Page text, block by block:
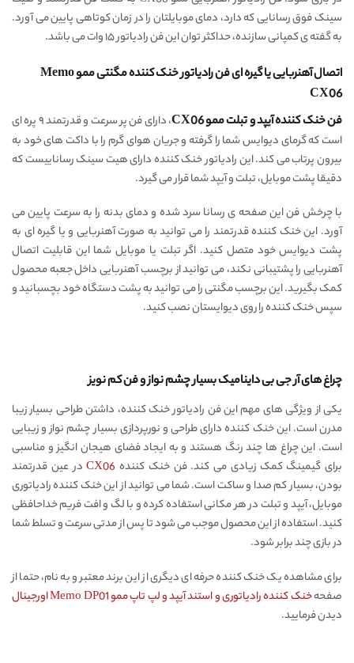
سینک فوق رسانایی که دارد، دمای موبایلتان را در زمان کوتاهی پایین می آورد.
به گفته ی کمپانی سازنده، حداکثر توان این فن رادیاتور ۱۵ وات می باشد.
اتصال آهنربایی یا گیره ای فن رادیاتور خنک کننده مگنتی ممو Memo
CX06
فن خنک کننده آیپد و تبلت ممو CX06
، دارای فن پر سرعت و قدرتمند ۹ پره ای
است که گرمای دیوایس شما را گرفته و جریان هوای گرم را با داکت های خود به
بیرون پرتاب می کند. این رادیاتور خنک کننده دارای هیت سینک رساناییست که
دقیقا پشت موبایل، تبلت و آیپد شما قرار می گیرد.
با چرخش فن این صفحه ی رسانا سرد شده و دمای بدنه را به سرعت پایین می
آورد. این خنک کننده قدرتمند را می توانید به صورت آهنربایی و یا گیره ای به
پشت دیوایس خود متصل کنید. اگر تبلت یا موبایل شما این قابلیت اتصال
آهنربایی را پشتیبانی نکند، می توانید از برچسب آهنربایی داخل جعبه محصول
کمک بگیرید. این برچسب مگنتی را می توانید به پشت دستگاه خود بچسبانید و
سپس خنک کننده را روی دیوایستان نصب کنید.
چراغ های آر جی بی داینامیک بسیار چشم نواز و فن کم نویز
یکی از ویژگی های مهم این فن رادیاتور خنک کننده، داشتن طراحی بسیار زیبا
مدرن است. این خنک کننده دارای طراحی و نورپردازی بسیار چشم نواز و زیبایی
است. این چراغ ها چند رنگ هستند و به ایجاد فضای هیجان انگیز و مناسبی
برای گیمینگ کمک زیادی می کند. فن خنک کننده CX06در عین قدرتمند
بودن، بسیار کم صدا و ساکت است. شما می توانید از این خنک کننده رادیاتوری
موبایل، آیپد و تبلت در هر مکانی استفاده کرده و با لگ و افت فریم خداحافظی
کنید. استفاده از این محصول موجب می شود تا پس از مدتی سرعت و تسلط شما
در بازی چند برابر شود.
برای مشاهده یک خنک کننده حرفه ای دیگری از این برند معتبر و به نام، حتما از
صفحهخنک کننده رادیاتوری و استند آیپد و لپ تاپ ممو Memo DP01 اورجینال
دیدن فرمایید.